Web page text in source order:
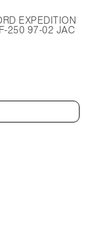
EXPEDITION
250 97-02 JAC